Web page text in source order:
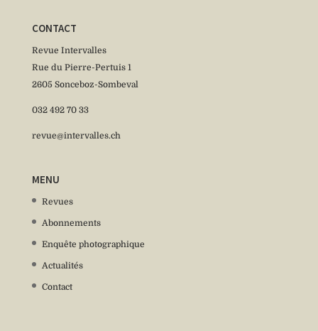
CONTACT
Revue Intervalles
Rue du Pierre-Pertuis 1
2605 Sonceboz-Sombeval
032 492 70 33
revue@intervalles.ch
MENU
Revues
Abonnements
Enquête photographique
Actualités
Contact